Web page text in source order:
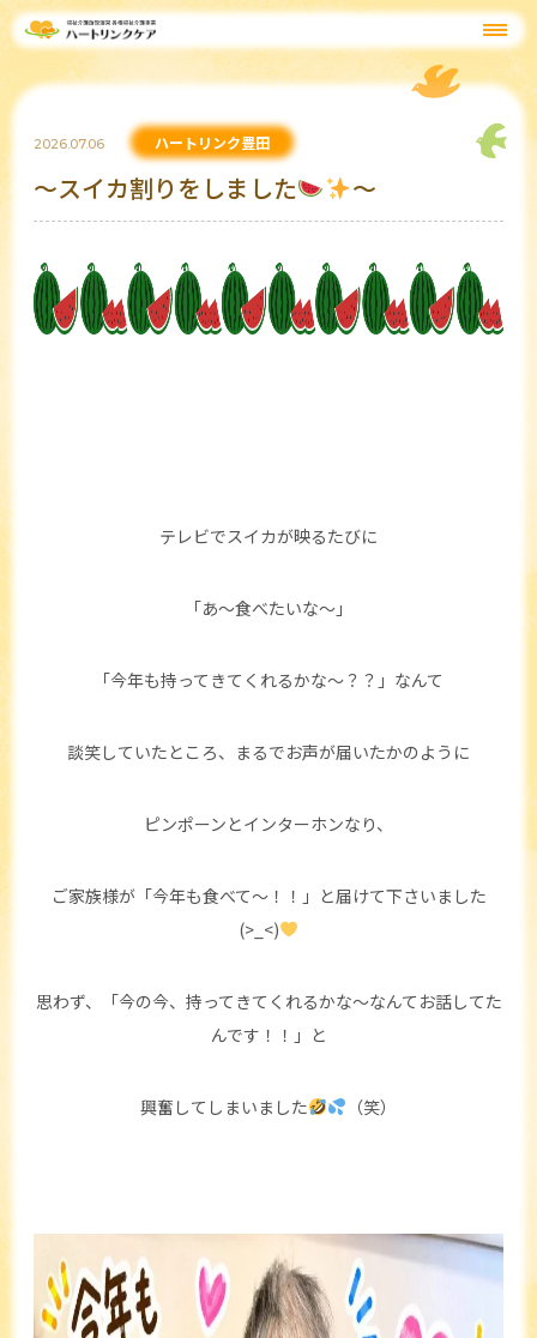
2026.07.06 ハートリンク豊田
～スイカ割りをしました ～
テレビでスイカが映るたびに
「あ～食べたいな～」
「今年も持ってきてくれるかな～？？」なんて
談笑していたところ、まるでお声が届いたかのように
ピンポーンとインターホンなり、
ご家族様が「今年も食べて～！！」と届けて下さいました
(>_<)
思わず、「今の今、持ってきてくれるかな～なんてお話してた
んです！！」と
興奮してしまいました （笑）